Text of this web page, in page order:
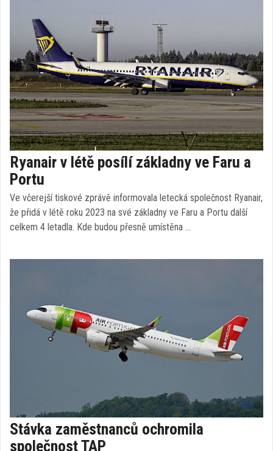
Ryanair v létě posílí základny ve Faru a
Portu
Ve včerejší tiskové zprávě informovala letecká společnost Ryanair,
že přidá v létě roku 2023 na své základny ve Faru a Portu další
celkem 4 letadla. Kde budou přesně umístěna …
Stávka zaměstnanců ochromila
společnost TAP